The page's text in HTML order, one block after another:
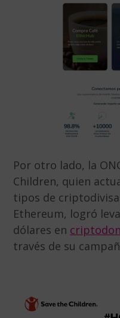
Por otro lado, la
Children, quien
tipos de
Ethereum, logró
dólares en
través de su